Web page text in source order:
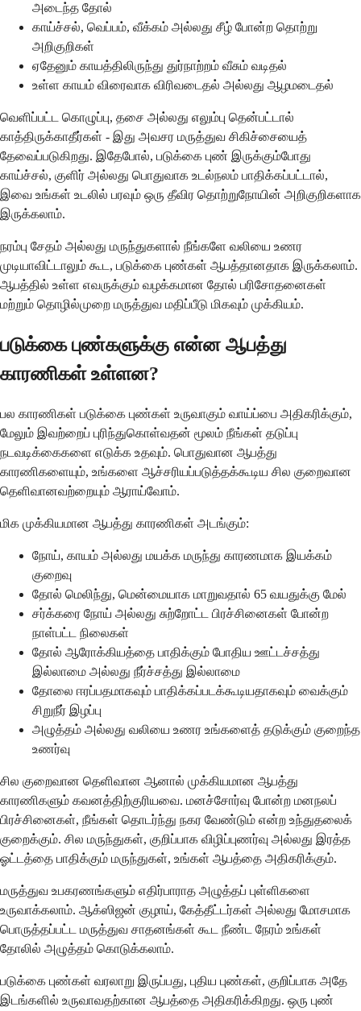
அடைந்த தோல்
காய்ச்சல், வெப்பம், வீக்கம் அல்லது சீழ் போன்ற தொற்று
அறிகுறிகள்
ஏதேனும் காயத்திலிருந்து துர்நாற்றம் வீசும் வடிதல்
உள்ள காயம் விரைவாக விரிவடைதல் அல்லது ஆழமடைதல்
வெளிப்பட்ட கொழுப்பு, தசை அல்லது எலும்பு தென்பட்டால்
காத்திருக்காதீர்கள் - இது அவசர மருத்துவ சிகிச்சையைத்
தேவைப்படுகிறது. இதேபோல், படுக்கை புண் இருக்கும்போது
காய்ச்சல், குளிர் அல்லது பொதுவாக உடல்நலம் பாதிக்கப்பட்டால்,
இவை உங்கள் உடலில் பரவும் ஒரு தீவிர தொற்றுநோயின் அறிகுறிகளாக
இருக்கலாம்.
நரம்பு சேதம் அல்லது மருந்துகளால் நீங்களே வலியை உணர
முடியாவிட்டாலும் கூட, படுக்கை புண்கள் ஆபத்தானதாக இருக்கலாம்.
ஆபத்தில் உள்ள எவருக்கும் வழக்கமான தோல் பரிசோதனைகள்
மற்றும் தொழில்முறை மருத்துவ மதிப்பீடு மிகவும் முக்கியம்.
படுக்கை புண்களுக்கு என்ன ஆபத்து
காரணிகள் உள்ளன?
பல காரணிகள் படுக்கை புண்கள் உருவாகும் வாய்ப்பை அதிகரிக்கும்,
மேலும் இவற்றைப் புரிந்துகொள்வதன் மூலம் நீங்கள் தடுப்பு
நடவடிக்கைகளை எடுக்க உதவும். பொதுவான ஆபத்து
காரணிகளையும், உங்களை ஆச்சரியப்படுத்தக்கூடிய சில குறைவான
தெளிவானவற்றையும் ஆராய்வோம்.
மிக முக்கியமான ஆபத்து காரணிகள் அடங்கும்:
நோய், காயம் அல்லது மயக்க மருந்து காரணமாக இயக்கம்
குறைவு
தோல் மெலிந்து, மென்மையாக மாறுவதால் 65 வயதுக்கு மேல்
சர்க்கரை நோய் அல்லது சுற்றோட்ட பிரச்சினைகள் போன்ற
நாள்பட்ட நிலைகள்
தோல் ஆரோக்கியத்தை பாதிக்கும் போதிய ஊட்டச்சத்து
இல்லாமை அல்லது நீர்ச்சத்து இல்லாமை
தோலை ஈரப்பதமாகவும் பாதிக்கப்படக்கூடியதாகவும் வைக்கும்
சிறுநீர் இழப்பு
அழுத்தம் அல்லது வலியை உணர உங்களைத் தடுக்கும் குறைந்த
உணர்வு
சில குறைவான தெளிவான ஆனால் முக்கியமான ஆபத்து
காரணிகளும் கவனத்திற்குரியவை. மனச்சோர்வு போன்ற மனநலப்
பிரச்சினைகள், நீங்கள் தொடர்ந்து நகர வேண்டும் என்ற உந்துதலைக்
குறைக்கும். சில மருந்துகள், குறிப்பாக விழிப்புணர்வு அல்லது இரத்த
ஓட்டத்தை பாதிக்கும் மருந்துகள், உங்கள் ஆபத்தை அதிகரிக்கும்.
மருத்துவ உபகரணங்களும் எதிர்பாராத அழுத்தப் புள்ளிகளை
உருவாக்கலாம். ஆக்ஸிஜன் குழாய், கேத்தீட்டர்கள் அல்லது மோசமாக
பொருத்தப்பட்ட மருத்துவ சாதனங்கள் கூட நீண்ட நேரம் உங்கள்
தோலில் அழுத்தம் கொடுக்கலாம்.
படுக்கை புண்கள் வரலாறு இருப்பது, புதிய புண்கள், குறிப்பாக அதே
இடங்களில் உருவாவதற்கான ஆபத்தை அதிகரிக்கிறது. ஒரு புண்